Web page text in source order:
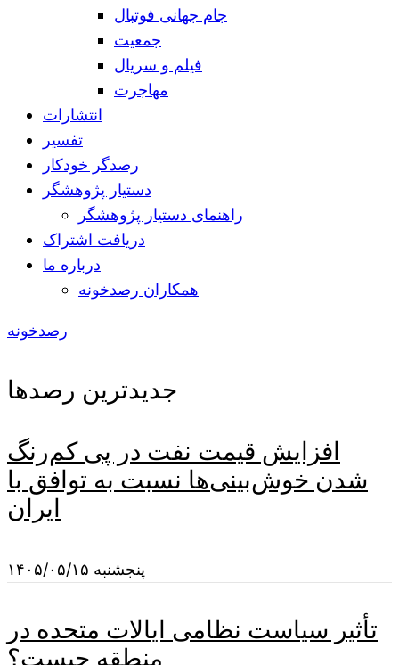
جام جهانی فوتبال
جمعیت
فیلم و سریال
مهاجرت
انتشارات
تفسیر
رصدگر خودکار
دستیار پژوهشگر
راهنمای دستیار پژوهشگر
دریافت اشتراک
درباره ما
همکاران رصدخونه
رصدخونه
جدیدترین رصدها
افزایش قیمت نفت در پی کم‌رنگ
شدن خوش‌بینی‌ها نسبت به توافق با
ایران
پنجشنبه ۱۴۰۵/۰۵/۱۵
تأثیر سیاست نظامی ایالات متحده در
منطقه چیست؟